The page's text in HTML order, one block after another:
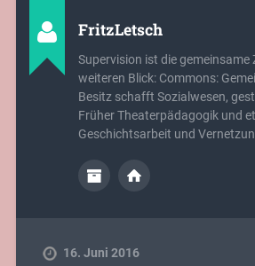
FritzLetsch
Supervision ist die gemeinsame
weiteren Blick: Commons:
Besitz schafft Sozialwesen,
Früher Theaterpädagogik und
Geschichtsarbeit und
16. Juni 2016